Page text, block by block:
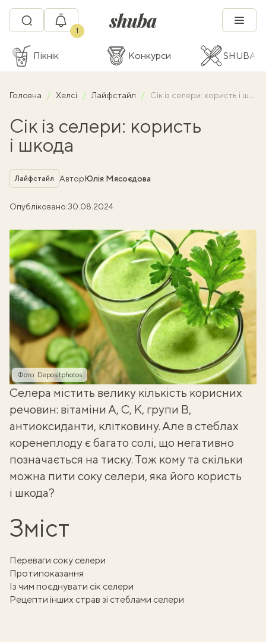
1
Пікнік Конкурси SHUBA
Головна Хелсі Лайфстайл Сік із селери: користь і шкода
Сік із селери: користь
і шкода
Рубрика
Лайфстайл АвторЮлія Мясоєдова
Опубліковано:30.08.2024
Фото: Depositphotos
Селера містить велику кількість корисних
речовин: вітаміни А, С, К, групи В,
антиоксиданти, клітковину. Але в стеблах
коренеплоду є багато солі, що негативно
позначається на тиску. Тож кому та скільки
можна пити соку селери, яка його користь
і шкода?
Зміст
Переваги соку селери
Протипоказання
Із чим поєднувати сік селери
Рецепти інших страв зі стеблами селери